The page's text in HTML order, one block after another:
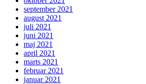
september 2021
august 2021
juli 2021
juni 2021
maj 2021
april 2021
marts 2021
februar 2021
januar 2021